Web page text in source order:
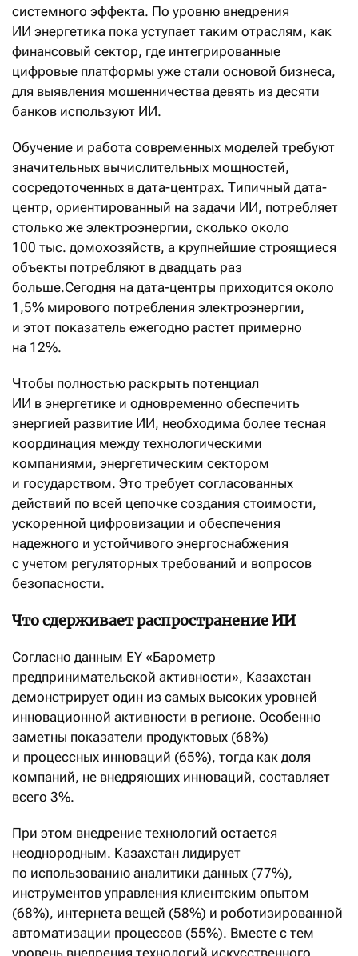
системного эффекта. По уровню внедрения
ИИ энергетика пока уступает таким отраслям, как
финансовый сектор, где интегрированные
цифровые платформы уже стали основой бизнеса,
для выявления мошенничества девять из десяти
банков используют ИИ.
Обучение и работа современных моделей требуют
значительных вычислительных мощностей,
сосредоточенных в дата-центрах. Типичный дата-
центр, ориентированный на задачи ИИ, потребляет
столько же электроэнергии, сколько около
100 тыс. домохозяйств, а крупнейшие строящиеся
объекты потребляют в двадцать раз
больше.Сегодня на дата-центры приходится около
1,5% мирового потребления электроэнергии,
и этот показатель ежегодно растет примерно
на 12%.
Чтобы полностью раскрыть потенциал
ИИ в энергетике и одновременно обеспечить
энергией развитие ИИ, необходима более тесная
координация между технологическими
компаниями, энергетическим сектором
и государством. Это требует согласованных
действий по всей цепочке создания стоимости,
ускоренной цифровизации и обеспечения
надежного и устойчивого энергоснабжения
с учетом регуляторных требований и вопросов
безопасности.
Что сдерживает распространение ИИ
Согласно данным EY «Барометр
предпринимательской активности», Казахстан
демонстрирует один из самых высоких уровней
инновационной активности в регионе. Особенно
заметны показатели продуктовых (68%)
и процессных инноваций (65%), тогда как доля
компаний, не внедряющих инноваций, составляет
всего 3%.
При этом внедрение технологий остается
неоднородным. Казахстан лидирует
по использованию аналитики данных (77%),
инструментов управления клиентским опытом
(68%), интернета вещей (58%) и роботизированной
автоматизации процессов (55%). Вместе с тем